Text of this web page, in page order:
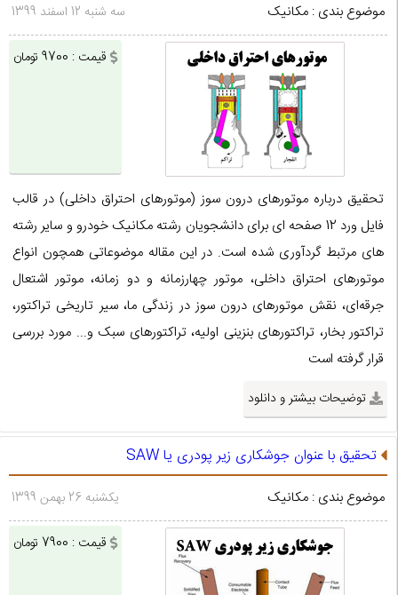
موضوع بندی : مکانیک سه شنبه 12 اسفند 1399
قیمت : 9700 تومان
تحقیق درباره موتورهای درون سوز (موتورهای احتراق داخلی) در قالب
فایل ورد 12 صفحه ای برای دانشجویان رشته مکانیک خودرو و سایر رشته
های مرتبط گردآوری شده است. در این مقاله موضوعاتی همچون انواع
موتورهای احتراق داخلی، موتور چهارزمانه و دو زمانه، موتور اشتعال
جرقه‌ای، نقش موتورهای درون سوز در زندگی ما، سیر تاریخی تراکتور،
تراکتور بخار، تراکتورهای بنزینی اولیه، تراکتورهای سبک و... مورد بررسی
قرار گرفته است
توضیحات بیشتر و دانلود
تحقیق با عنوان جوشکاری زیر پودری یا SAW
موضوع بندی : مکانیک یکشنبه 26 بهمن 1399
قیمت : 7900 تومان